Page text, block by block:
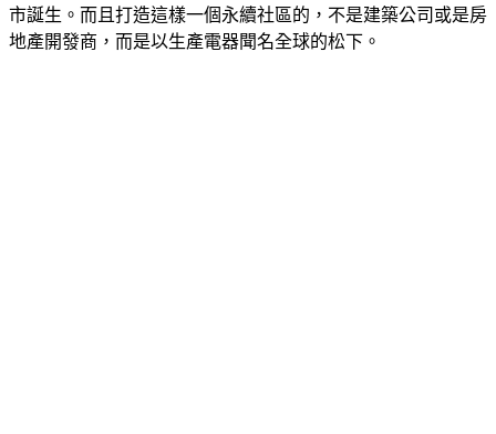
市誕生。而且打造這樣一個永續社區的，不是建築公司或是房
地產開發商，而是以生產電器聞名全球的松下。